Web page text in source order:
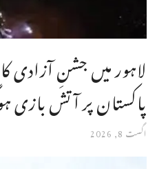
لاہور میں جشنِ آزادی کا
پاکستان پر آتش بازی
اگست 8, 2026